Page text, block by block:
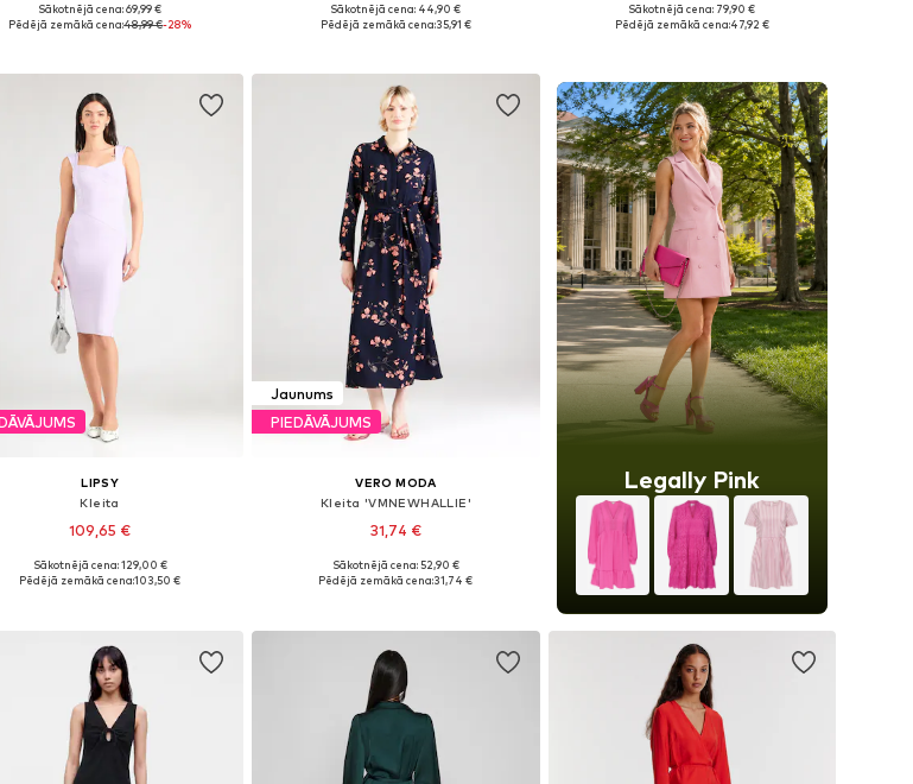
Pieejamie izmēri: 34, 36, 38, 40
Sākotnējā cena: 69,99 €
Pēdējā zemākā cena:48,99 €-28%
Pieejamie izmēri: 34, 36, 38, 40
Sākotnējā cena: 44,90 €
Pēdējā zemākā cena:35,91 €
Pieejams daudzos izmēros
Sākotnējā cena: 79,90 €
Pēdējā zemākā cena:47,92 €
LIPSY
Kleita
109,65 €
izmēri: 34, 36, 38, 40, 42
Sākotnējā cena: 129,00 €
Pēdējā zemākā cena:103,50 €
Jaunums
PIEDĀVĀJUMS
VERO MODA
Kleita 'VMNEWHALLIE'
31,74 €
Pieejamie izmēri: 34, 36, 38, 40, 42
Sākotnējā cena: 52,90 €
Pēdējā zemākā cena:31,74 €
Legally Pink